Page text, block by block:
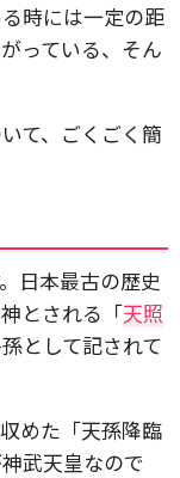
時には一定の距
っている、そん
て、ごくごく簡
日本最古の歴史
とされる「天照
として記されて
めた「天孫降臨
武天皇なので